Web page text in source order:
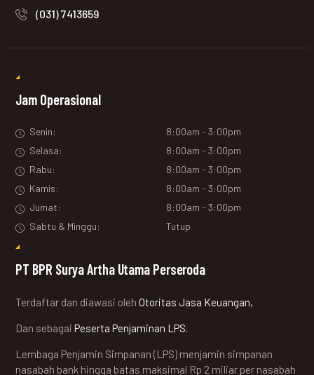
(031) 7413659
Jam Operasional
Senin:
8:00am - 3:00pm
Selasa:
8:00am - 3:00pm
Rabu:
8:00am - 3:00pm
Kamis:
8:00am - 3:00pm
Jumat:
8:00am - 3:00pm
Sabtu & Minggu:
Tutup
PT BPR Surya Artha Utama Perseroda
Terdaftar dan diawasi olehOtoritas Jasa Keuangan,
Dan sebagaiPeserta Penjaminan LPS.
Lembaga Penjamin Simpanan (LPS) menjamin simpanan
nasabah bank hingga batas maksimal Rp 2 miliar per nasabah